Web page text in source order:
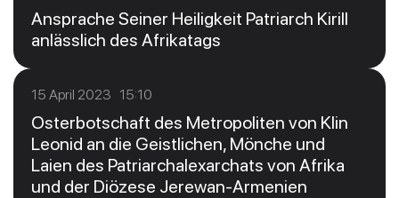
Ansprache Seiner Heiligkeit Patriarch Kirill
anlässlich des Afrikatags
15 April 2023 15:10
Osterbotschaft des Metropoliten von Klin
Leonid an die Geistlichen, Mönche und
Laien des Patriarchalexarchats von Afrika
und der Diözese Jerewan-Armenien